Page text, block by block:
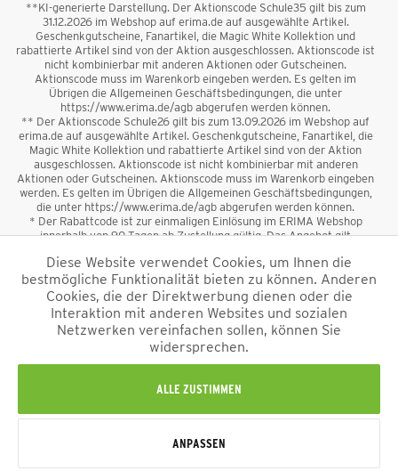
**KI-generierte Darstellung. Der Aktionscode Schule35 gilt bis zum
31.12.2026 im Webshop auf erima.de auf ausgewählte Artikel.
Geschenkgutscheine, Fanartikel, die Magic White Kollektion und
rabattierte Artikel sind von der Aktion ausgeschlossen. Aktionscode ist
nicht kombinierbar mit anderen Aktionen oder Gutscheinen.
Aktionscode muss im Warenkorb eingeben werden. Es gelten im
Übrigen die Allgemeinen Geschäftsbedingungen, die unter
https://www.erima.de/agb abgerufen werden können.
** Der Aktionscode Schule26 gilt bis zum 13.09.2026 im Webshop auf
erima.de auf ausgewählte Artikel. Geschenkgutscheine, Fanartikel, die
Magic White Kollektion und rabattierte Artikel sind von der Aktion
ausgeschlossen. Aktionscode ist nicht kombinierbar mit anderen
Aktionen oder Gutscheinen. Aktionscode muss im Warenkorb eingeben
werden. Es gelten im Übrigen die Allgemeinen Geschäftsbedingungen,
die unter https://www.erima.de/agb abgerufen werden können.
* Der Rabattcode ist zur einmaligen Einlösung im ERIMA Webshop
innerhalb von 90 Tagen ab Zustellung gültig. Das Angebot gilt
sowie Geschenkgutscheine sind vom Rabatt ausgeschlossen. Der
Rabattcode ist nicht mit anderen Aktionen oder Gutscheinen
kombinierbar. Der Mindestbestellwert beträgt 50 €
*Alle Preise verstehen sich inkl. Mehrwertsteuer und zzgl.
und ggf. Nachnahmegebühren, wenn nicht anders
beschrieben.
Alle Rechte vorbehalten © 2026
Diese Website verwendet Cookies, um Ihnen die
bestmögliche Funktionalität bieten zu können. Anderen
Cookies, die der Direktwerbung dienen oder die
Interaktion mit anderen Websites und sozialen
Netzwerken vereinfachen sollen, können Sie
widersprechen.